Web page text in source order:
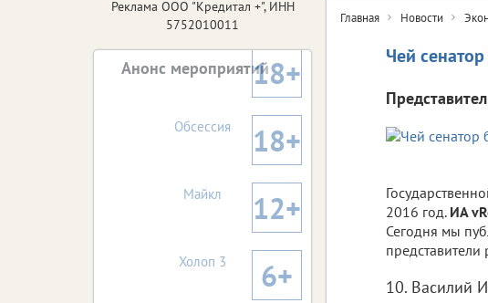
Главная Новости
Чей
2016 год. ИА
Сегодня мы
10. Василий
Реклама ООО "Кредитал +", ИНН
5752010011
Анонс мероприятий18+
Обсессия 18+
Майкл 12+
Холоп 3 6+